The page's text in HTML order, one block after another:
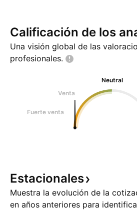
Calificación de los
Una visión global de las
profesionales.
Neutral
Venta
Fuerte venta
Estacionales
Muestra la evolución de la
en años anteriores para